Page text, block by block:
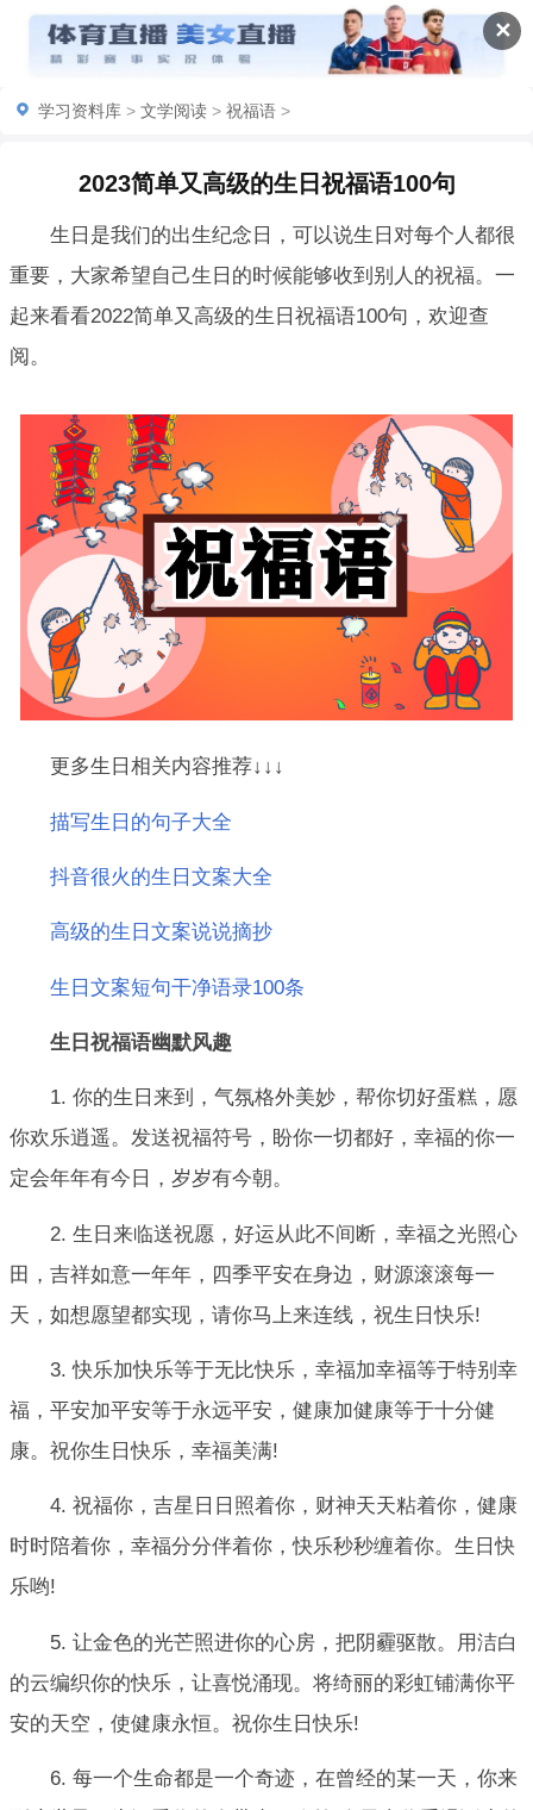
✕
学习资料库 > 文学阅读 > 祝福语 >
2023简单又高级的生日祝福语100句
生日是我们的出生纪念日，可以说生日对每个人都很
重要，大家希望自己生日的时候能够收到别人的祝福。一
起来看看2022简单又高级的生日祝福语100句，欢迎查
阅。
更多生日相关内容推荐↓↓↓
描写生日的句子大全
抖音很火的生日文案大全
高级的生日文案说说摘抄
生日文案短句干净语录100条
生日祝福语幽默风趣
1. 你的生日来到，气氛格外美妙，帮你切好蛋糕，愿
你欢乐逍遥。发送祝福符号，盼你一切都好，幸福的你一
定会年年有今日，岁岁有今朝。
2. 生日来临送祝愿，好运从此不间断，幸福之光照心
田，吉祥如意一年年，四季平安在身边，财源滚滚每一
天，如想愿望都实现，请你马上来连线，祝生日快乐!
3. 快乐加快乐等于无比快乐，幸福加幸福等于特别幸
福，平安加平安等于永远平安，健康加健康等于十分健
康。祝你生日快乐，幸福美满!
4. 祝福你，吉星日日照着你，财神天天粘着你，健康
时时陪着你，幸福分分伴着你，快乐秒秒缠着你。生日快
乐哟!
5. 让金色的光芒照进你的心房，把阴霾驱散。用洁白
的云编织你的快乐，让喜悦涌现。将绮丽的彩虹铺满你平
安的天空，使健康永恒。祝你生日快乐!
6. 每一个生命都是一个奇迹，在曾经的某一天，你来